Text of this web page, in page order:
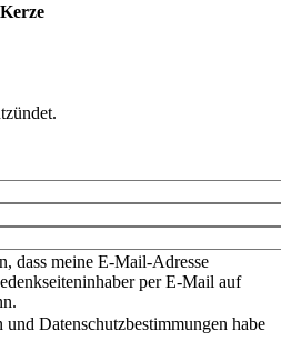
dass meine E-Mail-Adresse
per E-Mail auf
Datenschutzbestimmungen habe